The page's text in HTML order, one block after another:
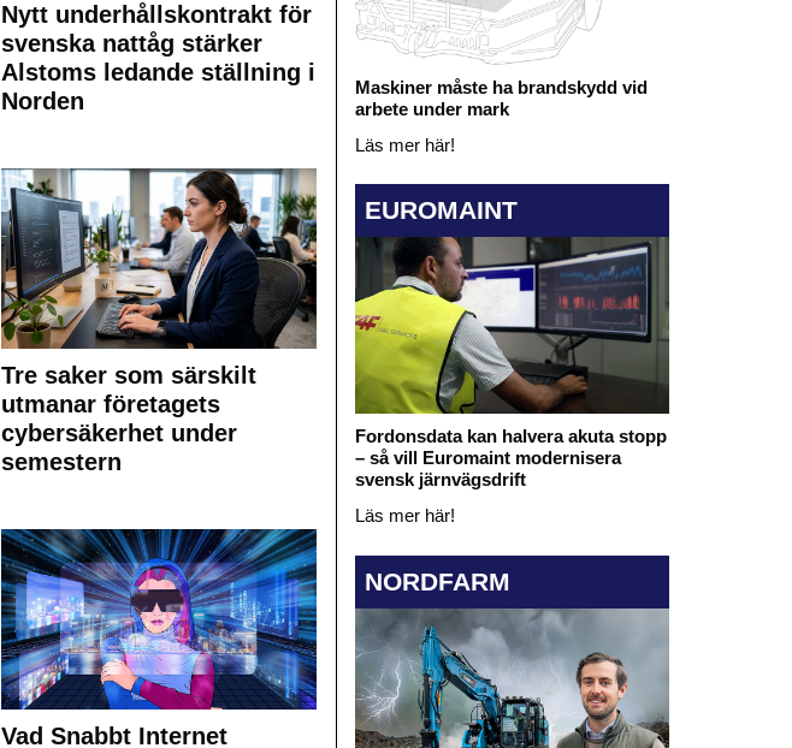
Nytt underhållskontrakt för
svenska nattåg stärker
Alstoms ledande ställning i
Norden
Tre saker som särskilt
utmanar företagets
cybersäkerhet under
semestern
Vad Snabbt Internet
Maskiner måste ha brandskydd vid
arbete under mark
Läs mer här!
EUROMAINT
Fordonsdata kan halvera akuta stopp
– så vill Euromaint modernisera
svensk järnvägsdrift
Läs mer här!
NORDFARM